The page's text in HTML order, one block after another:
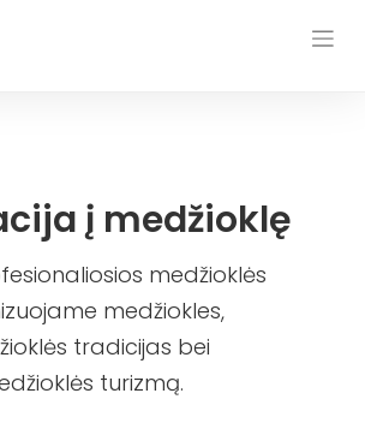
į medžioklę
medžioklės
medžiokles,
tradicijas bei
turizmą.